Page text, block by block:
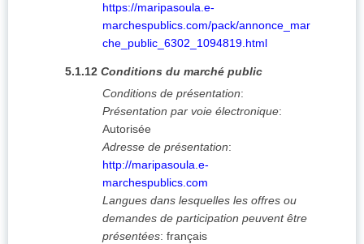
https://maripasoula.e-
marchespublics.com/pack/annonce_mar
che_public_6302_1094819.html
5.1.12 Conditions du marché public
Conditions de présentation:
Présentation par voie électronique:
Autorisée
Adresse de présentation:
http://maripasoula.e-
marchespublics.com
Langues dans lesquelles les offres ou
demandes de participation peuvent être
présentées: français